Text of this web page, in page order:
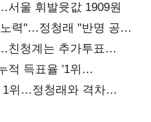
서울 휘발윳값 1909원
력"…정청래 "반명 공세
친청계는 추가투표
적 득표율 '1위
1위…정청래와 격차